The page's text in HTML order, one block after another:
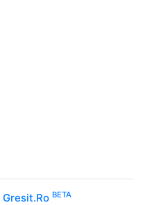
Gresit.Ro BETA